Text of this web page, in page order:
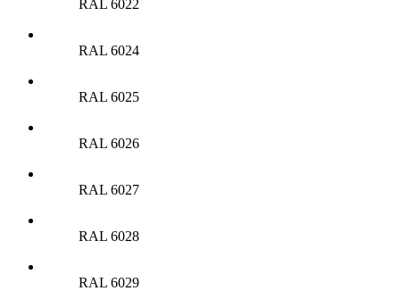
RAL 6022
RAL 6024
RAL 6025
RAL 6026
RAL 6027
RAL 6028
RAL 6029